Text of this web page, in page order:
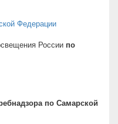
Федерации
России по
по Самарской